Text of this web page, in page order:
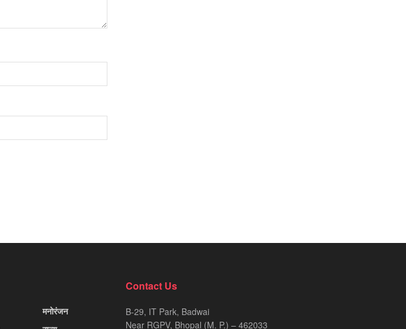
मनोरंजन
Contact Us
B-29, IT Park, Badwai
Near RGPV, Bhopal (M. P.) – 462033